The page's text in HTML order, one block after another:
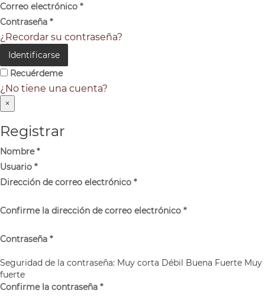
Correo electrónico *
Contraseña *
¿Recordar su contraseña?
Identificarse
Recuérdeme
¿No tiene una cuenta?
×
Registrar
Nombre*
Usuario *
Dirección de correo electrónico *
Confirme la dirección de correo electrónico *
Contraseña *
Seguridad de la contraseña: Muy corta Débil Buena Fuerte Muy
fuerte
Confirme la contraseña *